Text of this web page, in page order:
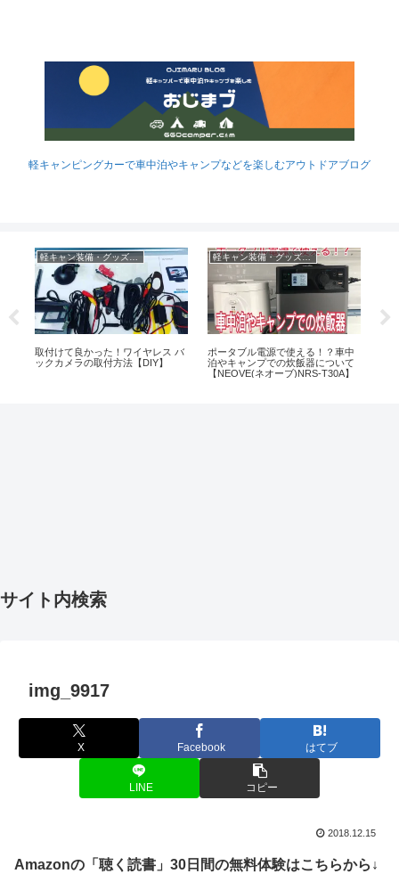
軽キャンピングカーで車中泊やキャンプなどを楽しむアウトドアブログ
取付けて良かった！ワイヤレス バ
ックカメラの取付方法【DIY】
軽キャン装備・グッズなど
ポータブル電源で使える！？車中
泊やキャンプでの炊飯器について
【NEOVE(ネオーブ)NRS-T30A】
サイト内検索
img_9917
X Facebook はてブ
LINE コピー
2018.12.15
Amazonの「聴く読書」30日間の無料体験はこちらから↓